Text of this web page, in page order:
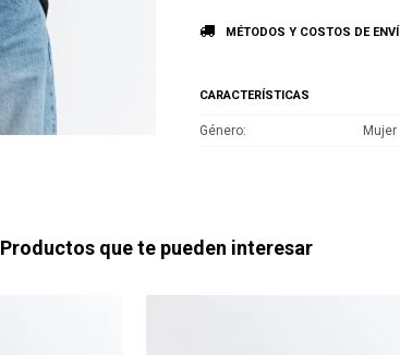
MÉTODOS Y COSTOS DE
CARACTERÍSTICAS
Género Mujer
Productos que te pueden interesar